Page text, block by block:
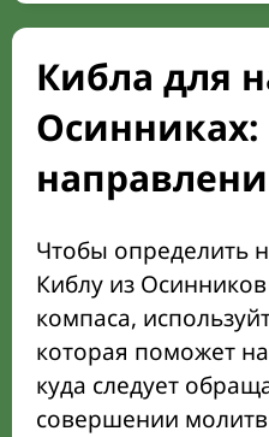
Кибла для
Осинниках:
Чтобы определить
Киблу из
компаса,
которая поможет
куда следует
совершении